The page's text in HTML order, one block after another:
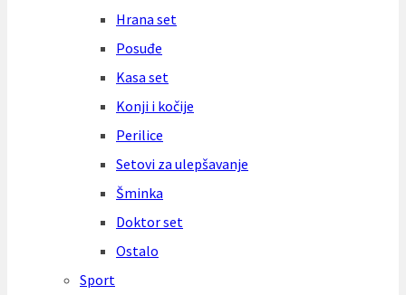
Hrana set
Posuđe
Kasa set
Konji i kočije
Perilice
Setovi za ulepšavanje
Šminka
Doktor set
Ostalo
Sport